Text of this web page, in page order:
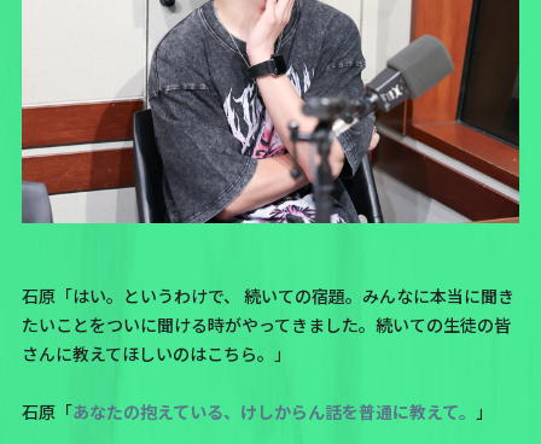
石原「はい。というわけで、 続いての宿題。みんなに本当に聞き
たいことをついに聞ける時がやってきました。続いての生徒の皆
さんに教えてほしいのはこちら。」
石原「あなたの抱えている、けしからん話を普通に教えて。 」